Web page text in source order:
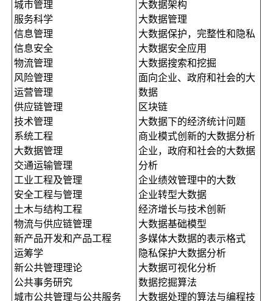
城市管理
服务科学
信息管理
信息安全
物流管理
风险管理
运营管理
供应链管理
技术管理
系统工程
大数据管理
交通运输管理
工业工程及管理
安全工程与管理
土木与结构工程
物流与供应链管理
新产品开发和产品工程
运筹学
新公共管理理论
公共事务研究
城市公共管理与公共服务
大数据架构
大数据管理
大数据保护，完整性和隐私
大数据安全应用
大数据搜索和挖掘
面向企业、政府和社会的大
数据
区块链
大数据下的经济统计问题
商业模式创新的大数据分析
企业，政府和社会的大数据
分析
企业绩效管理中的大数
企业转型大数据
经济增长与技术创新
大数据基础模型
多媒体大数据的表示格式
隐私保护大数据分析
大数据可视化分析
数据挖掘算法
大数据处理的算法与编程技